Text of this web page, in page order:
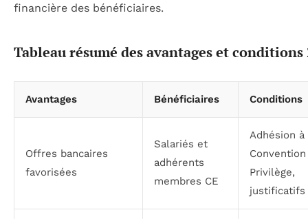
financière des bénéficiaires.
Tableau résumé des avantages et conditions
Avantages Bénéficiaires Conditions
Offres bancaires
favorisées
Salariés et
adhérents
membres CE
Adhésion à
Convention
Privilège,
justificatifs